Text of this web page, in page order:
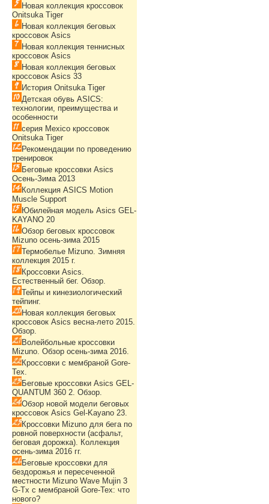
Новая коллекция кроссовок
Onitsuka Tiger
Новая коллекция беговых
кроссовок Asics
Новая коллекция теннисных
кроссовок Asics
Новая коллекция беговых
кроссовок Asics 33
История Onitsuka Tiger
Детская обувь ASICS:
технологии, преимущества и
особенности
серия Mexico кроссовок
Onitsuka Tiger
Рекомендации по проведению
тренировок
Беговые кроссовки Asics
Осень-Зима 2013
Коллекция ASICS Motion
Muscle Support
Юбилейная модель Asics GEL-
KAYANO 20
Обзор беговых кроссовок
Mizuno осень-зима 2015
Термобелье Mizuno. Зимняя
коллекция 2015 г.
Кроссовки Asics.
Естественный бег. Обзор.
Тейпы и кинезиологический
тейпинг.
Новая коллекция беговых
кроссовок Asics весна-лето 2015.
Обзор.
Волейбольные кроссовки
Mizuno. Обзор осень-зима 2016.
Кроссовки с мембраной Gore-
Tex.
Беговые кроссовки Asics GEL-
QUANTUM 360 2. Обзор.
Обзор новой модели беговых
кроссовок Asics Gel-Kayano 23.
Кроссовки Mizuno для бега по
ровной поверхности (асфальт,
беговая дорожка). Коллекция
осень-зима 2016 гг.
Беговые кроссовки для
бездорожья и пересеченной
местности Mizuno Wave Mujin 3
G-Tx с мембраной Gore-Tex: что
нового?